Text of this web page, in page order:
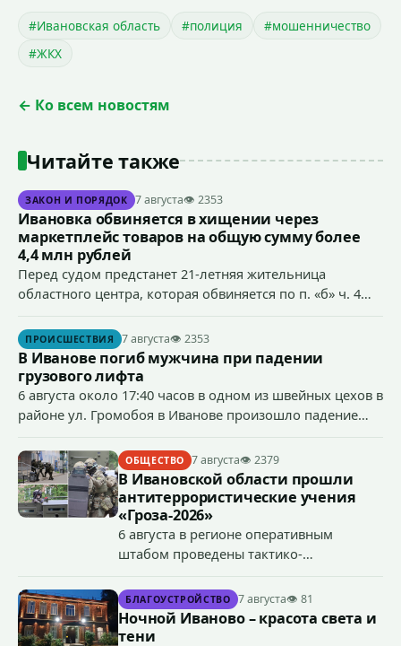
#Ивановская область #полиция
#мошенничество
#ЖКХ
← Ко всем новостям
Читайте также
ЗАКОН И ПОРЯДОК 7 августа👁 2353
Ивановка обвиняется в хищении через
маркетплейс товаров на общую сумму более
4,4 млн рублей
Перед судом предстанет 21-летняя жительница
областного центра, которая обвиняется по п. «б» ч. 4
сумму более 4,4 млн рублей через маркетплейс.
ПРОИСШЕСТВИЯ 7 августа👁 2353
В Иванове погиб мужчина при падении
грузового лифта
6 августа около 17:40 часов в одном из швейных цехов в
районе ул. Громобоя в Иванове произошло падение
ОБЩЕСТВО 7 августа👁 2379
В Ивановской области прошли
антитеррористические учения
«Гроза-2026»
6 августа в регионе оперативным
штабом проведены тактико-
террористического акта на объекте
органов государственной власти.
«Гроза-2026».
БЛАГОУСТРОЙСТВО 7 августа👁 81
Ночной Иваново – красота света и
тени